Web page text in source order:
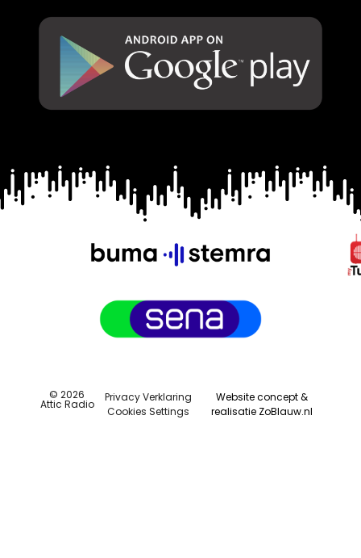
© 2026
Attic Radio
Privacy Verklaring
Cookies Settings
Website concept &
realisatie ZoBlauw.nl